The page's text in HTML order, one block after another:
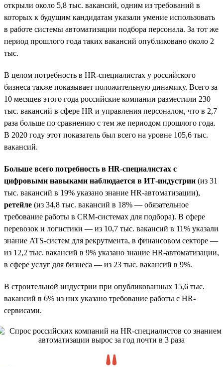
открыли около 5,8 тыс. вакансий, одним из требований в
которых к будущим кандидатам указали умение использовать
в работе системы автоматизации подбора персонала. За тот же
период прошлого года таких вакансий опубликовано около 2
тыс.
В целом потребность в HR-специалистах у российского
бизнеса также показывает положительную динамику. Всего за
10 месяцев этого года российские компании разместили 230
тыс. вакансий в сфере HR и управления персоналом, что в 2,7
раза больше по сравнению с тем же периодом прошлого года.
В 2020 году этот показатель был всего на уровне 105,6 тыс.
вакансий.
Больше всего потребность в HR-специалистах с
цифровыми навыками наблюдается в ИТ-индустрии (из 31
тыс. вакансий в 19% указано знание HR-автоматизации),
ретейле (из 34,8 тыс. вакансий в 18% — обязательное
требование работы в CRM-системах для подбора). В сфере
перевозок и логистики — из 10,7 тыс. вакансий в 11% указали
знание ATS-систем для рекрутмента, в финансовом секторе —
из 12,2 тыс. вакансий в 9% указано знание HR-автоматизации,
в сфере услуг для бизнеса — из 23 тыс. вакансий в 9%.
В строительной индустрии при опубликованных 15,6 тыс.
вакансий в 6% из них указано требование работы с HR-
сервисами.